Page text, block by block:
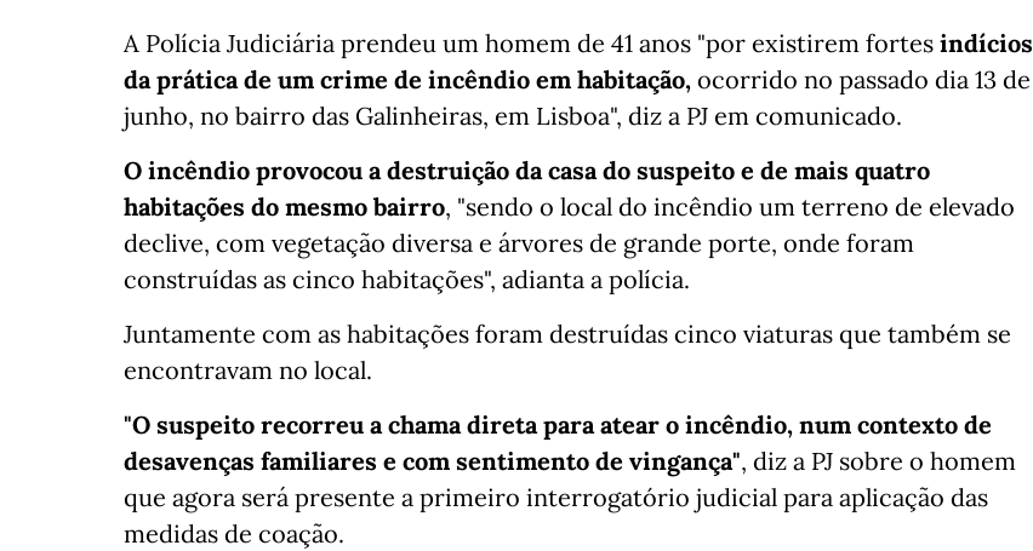
A Polícia Judiciária prendeu um homem de 41 anos "por existirem fortes indícios
da prática de um crime de incêndio em habitação, ocorrido no passado dia 13 de
junho, no bairro das Galinheiras, em Lisboa", diz a PJ em comunicado.
O incêndio provocou a destruição da casa do suspeito e de mais quatro
habitações do mesmo bairro, "sendo o local do incêndio um terreno de elevado
declive, com vegetação diversa e árvores de grande porte, onde foram
construídas as cinco habitações", adianta a polícia.
Juntamente com as habitações foram destruídas cinco viaturas que também se
encontravam no local.
"O suspeito recorreu a chama direta para atear o incêndio, num contexto de
desavenças familiares e com sentimento de vingança", diz a PJ sobre o homem
que agora será presente a primeiro interrogatório judicial para aplicação das
medidas de coação.